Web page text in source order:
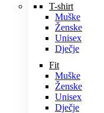
T-shirt
Muške
Ženske
Unisex
Dječje
Fit
Muške
Ženske
Unisex
Dječje